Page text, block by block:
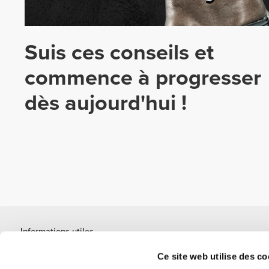
Ce site web utilise des
Suis ces conseils et
commence à progresser
dès aujourd'hui !
Informations utiles